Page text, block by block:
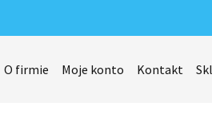
O firmie Moje konto Kontakt